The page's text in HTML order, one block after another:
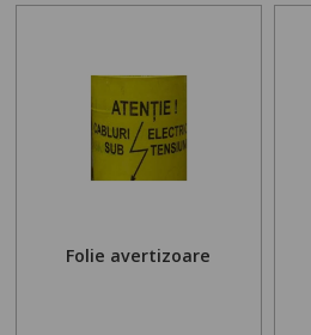
Folie avertizoare